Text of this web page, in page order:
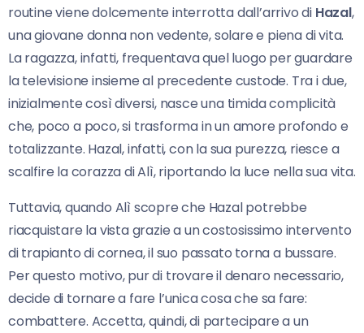
routine viene dolcemente interrotta dall’arrivo di Hazal,
una giovane donna non vedente, solare e piena di vita.
La ragazza, infatti, frequentava quel luogo per guardare
la televisione insieme al precedente custode. Tra i due,
inizialmente così diversi, nasce una timida complicità
che, poco a poco, si trasforma in un amore profondo e
totalizzante. Hazal, infatti, con la sua purezza, riesce a
scalfire la corazza di Alì, riportando la luce nella sua vita.
Tuttavia, quando Alì scopre che Hazal potrebbe
riacquistare la vista grazie a un costosissimo intervento
di trapianto di cornea, il suo passato torna a bussare.
Per questo motivo, pur di trovare il denaro necessario,
decide di tornare a fare l’unica cosa che sa fare:
combattere. Accetta, quindi, di partecipare a un